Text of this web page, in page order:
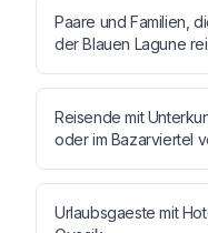
Paare und Familien,
der Blauen Lagune
Reisende mit
oder im Bazarviertel
Urlaubsgaeste mit